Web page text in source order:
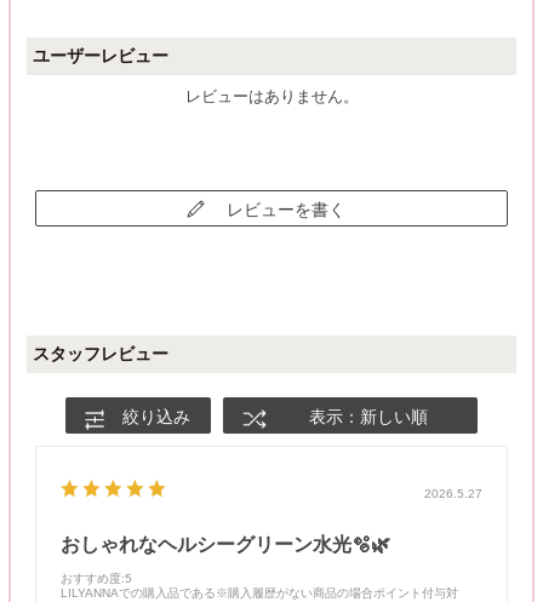
ユーザーレビュー
レビューはありません。
レビューを書く
スタッフレビュー
絞り込み 表示：新しい順
2026.5.27
おしゃれなヘルシーグリーン水光🫧🌿
おすすめ度:5
LILYANNAでの購入品である※購入履歴がない商品の場合ポイント付与対